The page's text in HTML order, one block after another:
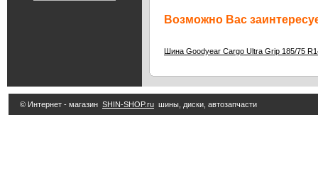
Возможно Вас
Шина Goodyear Cargo Ultra Grip 185/75
© Интернет - магазин SHIN-SHOP.ru шины, диски, автозапчасти